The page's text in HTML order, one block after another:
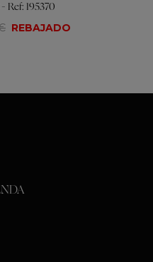
Ref: 195370
REBAJADO